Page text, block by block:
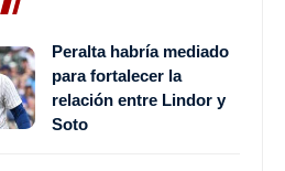
Peralta habría mediado
para fortalecer la
relación entre Lindor y
Soto